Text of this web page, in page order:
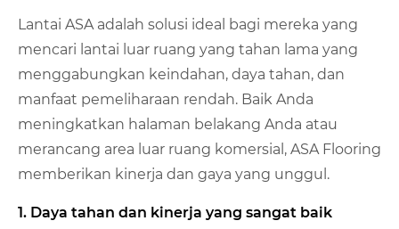
Lantai ASA adalah solusi ideal bagi mereka yang
mencari lantai luar ruang yang tahan lama yang
menggabungkan keindahan, daya tahan, dan
manfaat pemeliharaan rendah. Baik Anda
meningkatkan halaman belakang Anda atau
merancang area luar ruang komersial, ASA Flooring
memberikan kinerja dan gaya yang unggul.
1. Daya tahan dan kinerja yang sangat baik